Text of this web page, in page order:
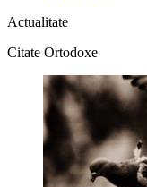
Actualitate
Citate Ortodoxe